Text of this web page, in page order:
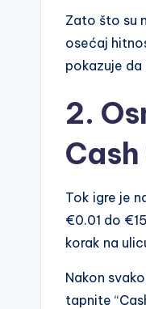
Zato što su
osećaj
pokazuje
2.
Tok igre je
€0.01 do
korak na
Nakon
tapnite